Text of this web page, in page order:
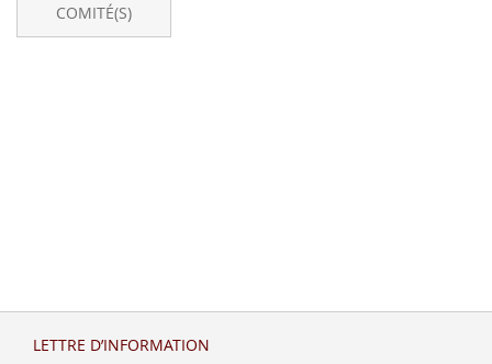
COMITÉ(S)
LETTRE D’INFORMATION